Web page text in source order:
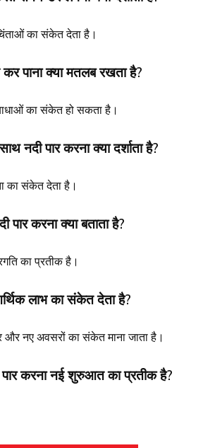
का संकेत देता है।
पाना क्या मतलब रखता है?
का संकेत हो सकता है।
नदी पार करना क्या दर्शाता है?
का संकेत देता है।
करना क्या बताता है?
का प्रतीक है।
लाभ का संकेत देता है?
और नए अवसरों का संकेत माना जाता है।
करना नई शुरुआत का प्रतीक है?